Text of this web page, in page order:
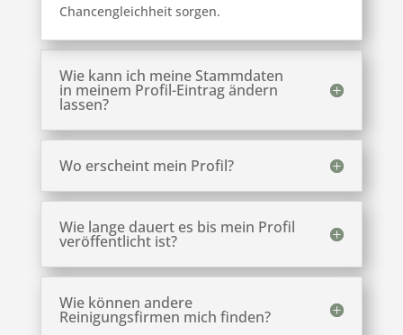
Chancengleichheit sorgen.
Wie kann ich meine Stammdaten
in meinem Profil-Eintrag ändern
lassen?
Wo erscheint mein Profil?
Wie lange dauert es bis mein Profil
veröffentlicht ist?
Wie können andere
Reinigungsfirmen mich finden?